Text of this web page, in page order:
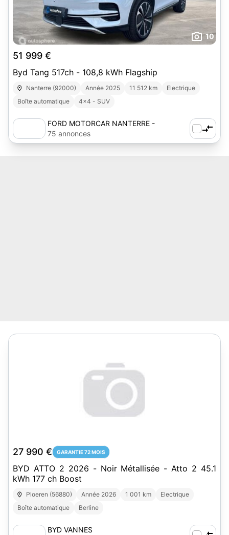
10
51 999 €
Byd Tang 517ch - 108,8 kWh Flagship
Nanterre (92000) Année 2025 11 512 km
Electrique
Boîte automatique
4x4 - SUV
FORD MOTORCAR NANTERRE -
AUTOSPHERE
75 annonces
27 990 € GARANTIE 72 MOIS
BYD ATTO 2 2026 - Noir Métallisée - Atto 2 45.1
kWh 177 ch Boost
Ploeren (56880) Année 2026 1 001 km
Electrique
Boîte automatique
Berline
BYD VANNES